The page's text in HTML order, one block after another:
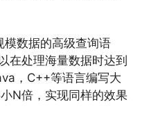
模数据的高级查询语
在处理海量数据时达到
，C++等语言编写大
N倍，实现同样的效果